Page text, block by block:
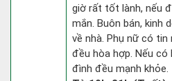
giờ rất tốt lành, nếu
mắn. Buôn bán, kinh
về nhà. Phụ nữ có
đều hòa hợp. Nếu có
đình đều mạnh khỏe.